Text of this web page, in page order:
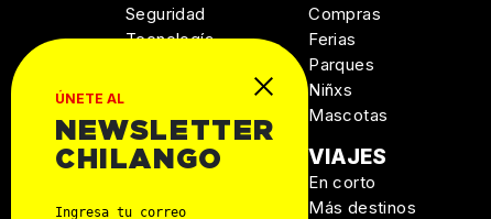
ÚNETE AL
NEWSLETTER
CHILANGO
Seguridad
Tecnología
Compras
Ferias
Parques
Niñxs
Mascotas
MANUAL DE
Personal
VIAJES
En corto
Más destinos